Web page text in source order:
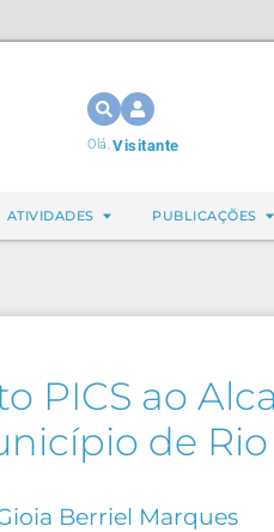
Olá,Visitante
ATIVIDADES PUBLICAÇÕES
PICS ao
de Rio
Berriel Marques